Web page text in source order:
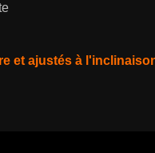
et ajustés à